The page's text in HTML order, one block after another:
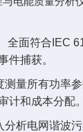
全面符合IEC
件捕获。
测量所有功率
计和成本分配。
析电网谐波污